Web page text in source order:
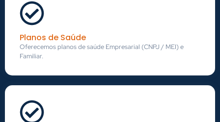
Planos de Saúde
Oferecemos planos de saúde Empresarial (CNPJ / MEI) e
Familiar.